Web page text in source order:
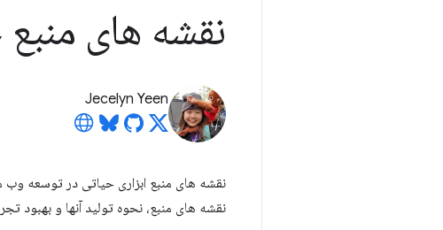
نقشه های
Jecelyn Yeen
نقشه های منبع ابزاری حیاتی در توسعه
نقشه های منبع، نحوه تولید آنها و بهبود